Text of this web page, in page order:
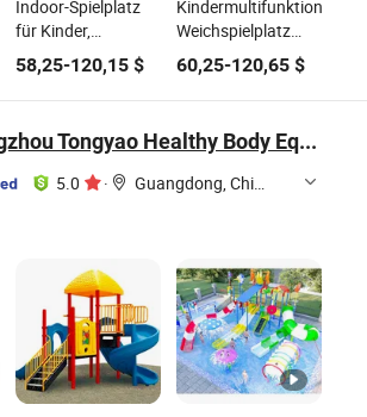
Indoor-Spielplatz
für Kinder,
kommerzieller
Spielplatz, Außen-
Spielplatz,
Freizeitgeräte
58,25-120,15$
Weichspielplatz
Freizeitpark
Rutsche Innen
Außen Spielplatz
Spielplatzgeräte
60,25-120,65$
Guangzhou Tongyao Healthy Body Equipment Co., Ltd.
5.0 · Guangdong, China